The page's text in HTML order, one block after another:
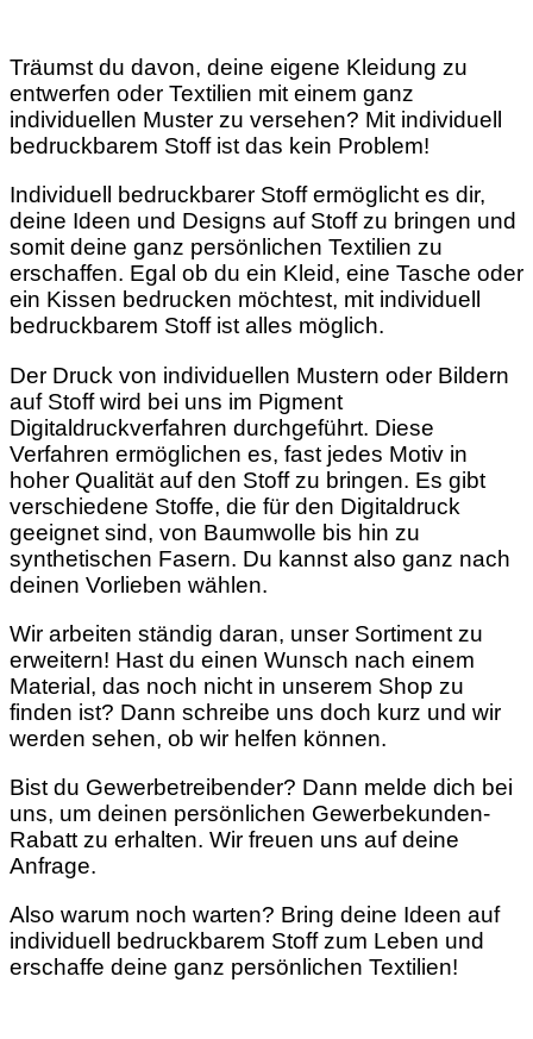
Träumst du davon, deine eigene Kleidung zu
entwerfen oder Textilien mit einem ganz
individuellen Muster zu versehen? Mit individuell
bedruckbarem Stoff ist das kein Problem!
Individuell bedruckbarer Stoff ermöglicht es dir,
deine Ideen und Designs auf Stoff zu bringen und
somit deine ganz persönlichen Textilien zu
erschaffen. Egal ob du ein Kleid, eine Tasche oder
ein Kissen bedrucken möchtest, mit individuell
bedruckbarem Stoff ist alles möglich.
Der Druck von individuellen Mustern oder Bildern
auf Stoff wird bei uns im Pigment
Digitaldruckverfahren durchgeführt. Diese
Verfahren ermöglichen es, fast jedes Motiv in
hoher Qualität auf den Stoff zu bringen. Es gibt
verschiedene Stoffe, die für den Digitaldruck
geeignet sind, von Baumwolle bis hin zu
synthetischen Fasern. Du kannst also ganz nach
deinen Vorlieben wählen.
Wir arbeiten ständig daran, unser Sortiment zu
erweitern! Hast du einen Wunsch nach einem
Material, das noch nicht in unserem Shop zu
finden ist? Dann schreibe uns doch kurz und wir
werden sehen, ob wir helfen können.
Bist du Gewerbetreibender? Dann melde dich bei
uns, um deinen persönlichen Gewerbekunden-
Rabatt zu erhalten. Wir freuen uns auf deine
Anfrage.
Also warum noch warten? Bring deine Ideen auf
individuell bedruckbarem Stoff zum Leben und
erschaffe deine ganz persönlichen Textilien!